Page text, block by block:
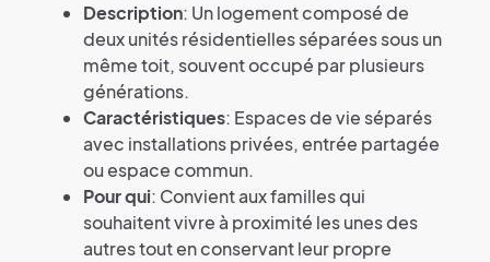
Description: Un logement composé de
deux unités résidentielles séparées sous un
même toit, souvent occupé par plusieurs
générations.
Caractéristiques: Espaces de vie séparés
avec installations privées, entrée partagée
ou espace commun.
Pour qui: Convient aux familles qui
souhaitent vivre à proximité les unes des
autres tout en conservant leur propre